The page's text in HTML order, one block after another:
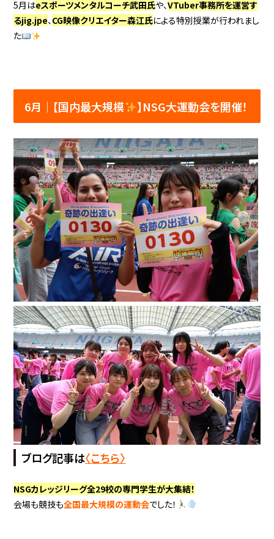
5月はeスポーツメンタルコーチ武田氏や、VTuber事務所を運営す
るjig.jpe、CG映像クリエイター森江氏による特別授業が行われまし
た
6月│【国内最大規模 】NSG大運動会を開催！
ブログ記事は〈こちら〉
NSGカレッジリーグ全29校の専門学生が大集結！
会場も競技も全国最大規模の運動会でした！